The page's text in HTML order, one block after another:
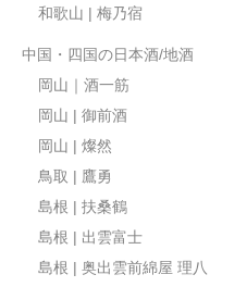
和歌山 | 梅乃宿
中国・四国の日本酒/地酒
岡山｜酒一筋
岡山 | 御前酒
岡山 | 燦然
鳥取 | 鷹勇
島根 | 扶桑鶴
島根 | 出雲富士
島根 | 奥出雲前綿屋 理八